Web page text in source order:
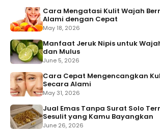
Cara Mengatasi Kulit Wajah
Alami dengan Cepat
May 18, 2026
Manfaat Jeruk Nipis untuk
dan Mulus
June 5, 2026
Cara Cepat Mengencangkan
Secara Alami
May 31, 2026
Jual Emas Tanpa Surat Solo
Sesulit yang Kamu Bayangkan
June 26, 2026